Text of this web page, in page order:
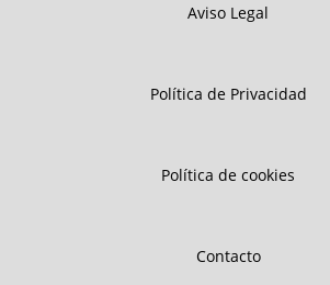
Aviso Legal
Política de Privacidad
Política de cookies
Contacto